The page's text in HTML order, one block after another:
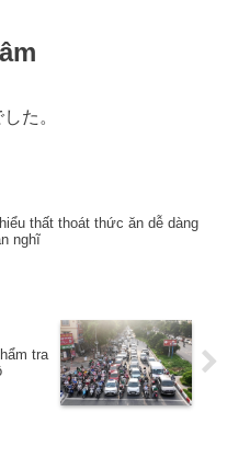
た。
thất thoát thức ăn dễ dàng
nghĩ
tra